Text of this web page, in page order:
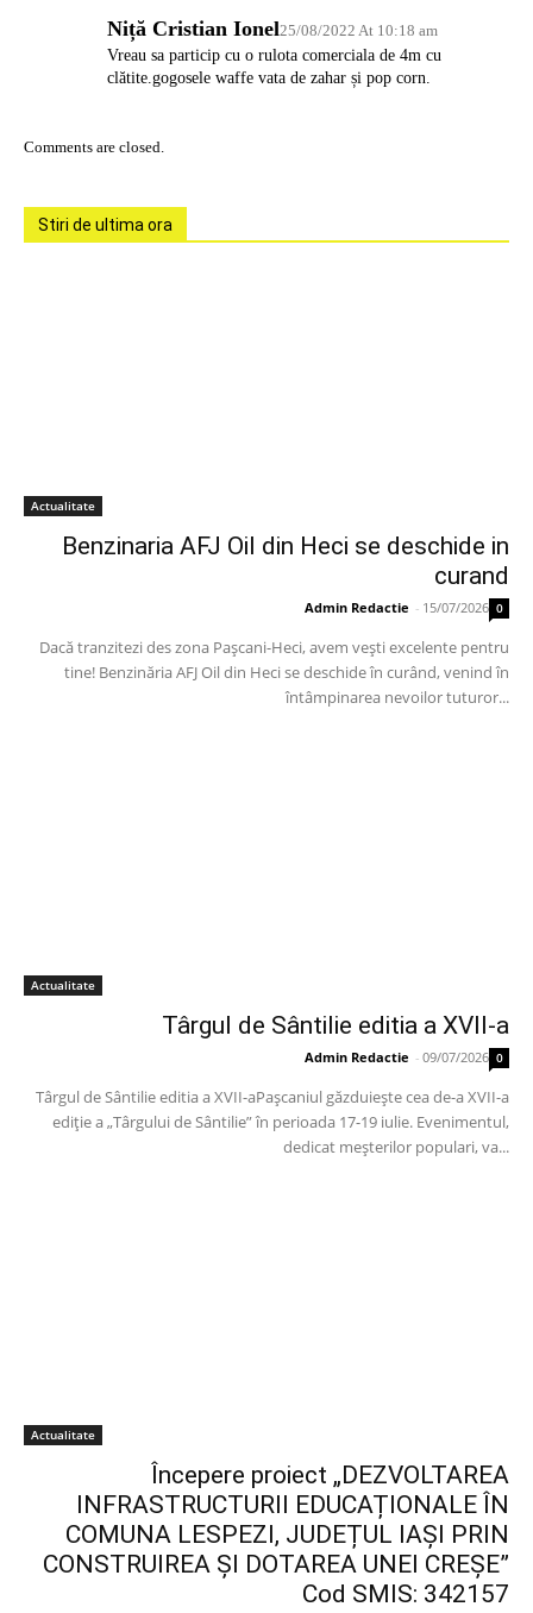
Niță Cristian Ionel25/08/2022 At 10:18 am
Vreau sa particip cu o rulota comerciala de 4m cu
clătite.gogosele waffe vata de zahar și pop corn.
Comments are closed.
Stiri de ultima ora
Actualitate
Benzinaria AFJ Oil din Heci se deschide in
curand
Admin Redactie - 15/07/2026 0
Dacă tranzitezi des zona Pașcani-Heci, avem vești excelente pentru
tine! Benzinăria AFJ Oil din Heci se deschide în curând, venind în
întâmpinarea nevoilor tuturor...
Actualitate
Târgul de Sântilie editia a XVII-a
Admin Redactie - 09/07/2026 0
Târgul de Sântilie editia a XVII-aPașcaniul găzduiește cea de-a XVII-a
ediție a „Târgului de Sântilie” în perioada 17-19 iulie. Evenimentul,
dedicat meșterilor populari, va...
Actualitate
Începere proiect „DEZVOLTAREA
INFRASTRUCTURII EDUCAȚIONALE ÎN
COMUNA LESPEZI, JUDEȚUL IAȘI PRIN
CONSTRUIREA ȘI DOTAREA UNEI CREȘE”
Cod SMIS: 342157